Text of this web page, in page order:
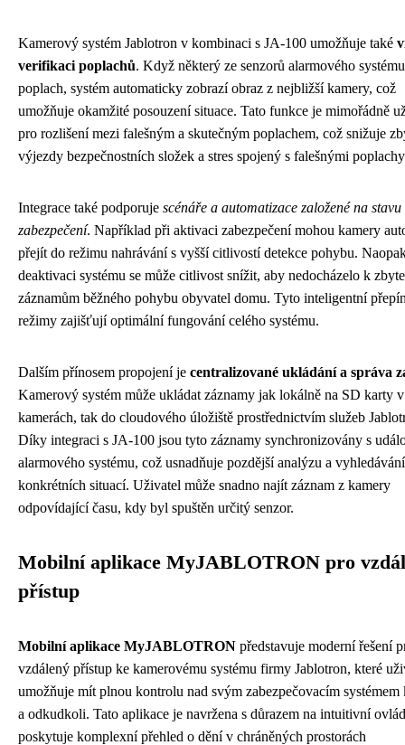
Kamerový systém Jablotron v kombinaci s JA-100 umožňuje také
verifikaci poplachů. Když některý ze senzorů alarmového
poplach, systém automaticky zobrazí obraz z nejbližší kamery, což
umožňuje okamžité posouzení situace. Tato funkce je mimořádně
pro rozlišení mezi falešným a skutečným poplachem, což snižuje
výjezdy bezpečnostních složek a stres spojený s falešnými
Integrace také podporuje scénáře a automatizace založené na stavu
zabezpečení. Například při aktivaci zabezpečení mohou kamery
přejít do režimu nahrávání s vyšší citlivostí detekce pohybu.
deaktivaci systému se může citlivost snížit, aby nedocházelo k
záznamům běžného pohybu obyvatel domu. Tyto inteligentní
režimy zajišťují optimální fungování celého systému.
Dalším přínosem propojení je centralizované ukládání a správa
Kamerový systém může ukládat záznamy jak lokálně na SD karty v
kamerách, tak do cloudového úložiště prostřednictvím služeb
Díky integraci s JA-100 jsou tyto záznamy synchronizovány s
alarmového systému, což usnadňuje pozdější analýzu a vyhledávání
konkrétních situací. Uživatel může snadno najít záznam z kamery
odpovídající času, kdy byl spuštěn určitý senzor.
Mobilní aplikace MyJABLOTRON pro
přístup
Mobilní aplikace MyJABLOTRON představuje moderní řešení
vzdálený přístup ke kamerovému systému firmy Jablotron, které
umožňuje mít plnou kontrolu nad svým zabezpečovacím
a odkudkoli. Tato aplikace je navržena s důrazem na intuitivní
poskytuje komplexní přehled o dění v chráněných prostorách